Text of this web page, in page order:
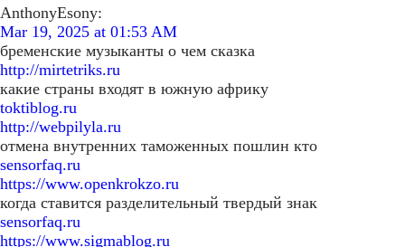
AnthonyEsony:
Mar 19, 2025 at 01:53 AM
бременские музыканты о чем сказка
http://mirtetriks.ru
какие страны входят в южную африку
toktiblog.ru
http://webpilyla.ru
отмена внутренних таможенных пошлин кто
sensorfaq.ru
https://www.openkrokzo.ru
когда ставится разделительный твердый знак
sensorfaq.ru
https://www.sigmablog.ru